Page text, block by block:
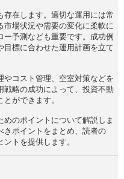
存在します。適切な運用には常
場状況や需要の変化に柔軟に
予測なども重要です。成功例
目標に合わせた運用計画を立て
コスト管理、空室対策などを
略の成功によって、投資不動
ができます。
のポイントについて解説しま
きポイントをまとめ、読者の
トを提供します。